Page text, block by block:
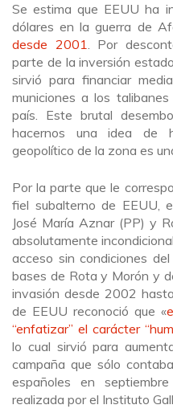
Se estima que EEUU ha
dólares en la guerra de
desde 2001. Por
parte de la inversión
sirvió para financiar
municiones a los
país. Este brutal
hacernos una idea de
geopolítico de la zona es
Por la parte que le
fiel subalterno de EEUU,
José María Aznar (PP) y
absolutamente
acceso sin condiciones
bases de Rota y Morón y
invasión desde 2002
de EEUU reconoció que «
“enfatizar” el carácter
lo cual sirvió para
campaña que sólo
españoles en
realizada por el Instituto